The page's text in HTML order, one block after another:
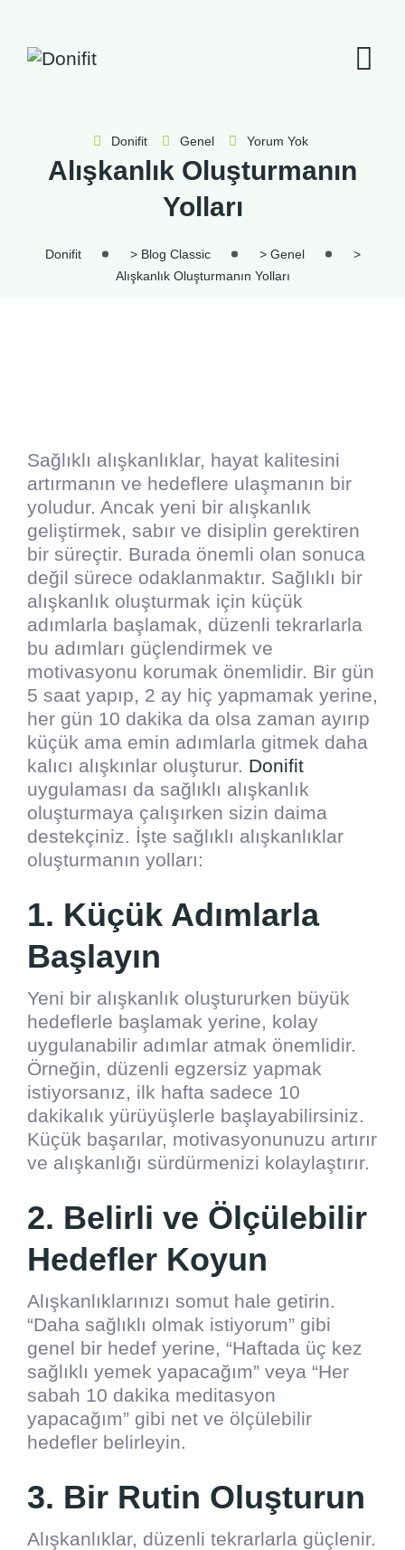
Donifit Genel Yorum Yok
Alışkanlık Oluşturmanın
Yolları
Donifit > Blog Classic > Genel
>
Alışkanlık Oluşturmanın Yolları
Sağlıklı alışkanlıklar, hayat kalitesini
artırmanın ve hedeflere ulaşmanın bir
yoludur. Ancak yeni bir alışkanlık
geliştirmek, sabır ve disiplin gerektiren
bir süreçtir. Burada önemli olan sonuca
değil sürece odaklanmaktır. Sağlıklı bir
alışkanlık oluşturmak için küçük
adımlarla başlamak, düzenli tekrarlarla
bu adımları güçlendirmek ve
motivasyonu korumak önemlidir. Bir gün
5 saat yapıp, 2 ay hiç yapmamak yerine,
her gün 10 dakika da olsa zaman ayırıp
küçük ama emin adımlarla gitmek daha
kalıcı alışkınlar oluşturur. Donifit
uygulaması da sağlıklı alışkanlık
oluşturmaya çalışırken sizin daima
destekçiniz. İşte sağlıklı alışkanlıklar
oluşturmanın yolları:
1. Küçük Adımlarla
Başlayın
Yeni bir alışkanlık oluştururken büyük
hedeflerle başlamak yerine, kolay
uygulanabilir adımlar atmak önemlidir.
Örneğin, düzenli egzersiz yapmak
istiyorsanız, ilk hafta sadece 10
dakikalık yürüyüşlerle başlayabilirsiniz.
Küçük başarılar, motivasyonunuzu artırır
ve alışkanlığı sürdürmenizi kolaylaştırır.
2. Belirli ve Ölçülebilir
Hedefler Koyun
Alışkanlıklarınızı somut hale getirin.
“Daha sağlıklı olmak istiyorum” gibi
genel bir hedef yerine, “Haftada üç kez
sağlıklı yemek yapacağım” veya “Her
sabah 10 dakika meditasyon
yapacağım” gibi net ve ölçülebilir
hedefler belirleyin.
3. Bir Rutin Oluşturun
Alışkanlıklar, düzenli tekrarlarla güçlenir.